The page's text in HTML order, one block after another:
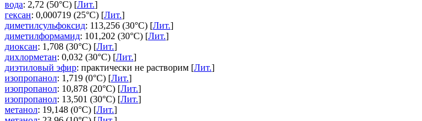
вода: 2,72 (50°C) [Лит.]
гексан: 0,000719 (25°C) [Лит.]
диметилсульфоксид: 113,256 (30°C) [Лит.]
диметилформамид: 101,202 (30°C) [Лит.]
диоксан: 1,708 (30°C) [Лит.]
дихлорметан: 0,032 (30°C) [Лит.]
диэтиловый эфир: практически не растворим [Лит.]
изопропанол: 1,719 (0°C) [Лит.]
изопропанол: 10,878 (20°C) [Лит.]
изопропанол: 13,501 (30°C) [Лит.]
метанол: 19,148 (0°C) [Лит.]